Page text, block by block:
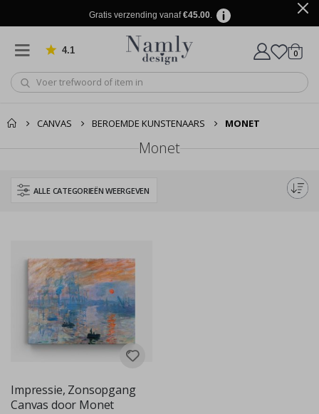
Gratis verzending vanaf€45.00.
4.1 Gebaseerd op 1029 beoordelingen 0
CANVAS BEROEMDE KUNSTENAARS MONET
Monet
ALLE CATEGORIEËN WEERGEVEN
Impressie, Zonsopgang
Canvas door Monet